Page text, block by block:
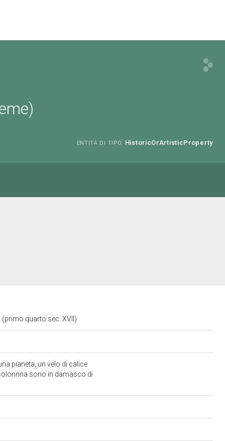
ENTITÀ DI TIPO: HistoricOrArtisticProperty
quarto sec. XVII)
pianeta, un velo di calice
sono in damasco di